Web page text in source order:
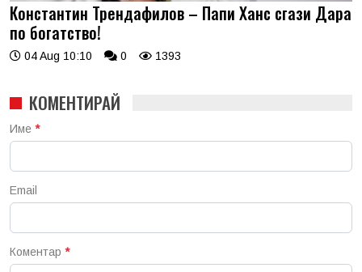
Константин Трендафилов – Папи Ханс сгази Дара
по богатство!
04 Aug 10:10 0 1393
КОМЕНТИРАЙ
Име *
Email
Коментар *